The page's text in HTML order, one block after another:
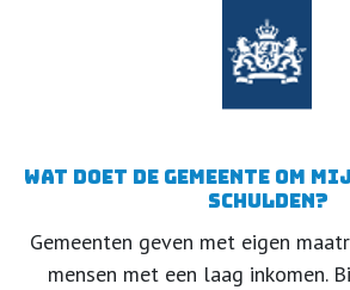
Wat doet de gemeente om
schulden?
Gemeenten geven met eigen
mensen met een laag inkomen.